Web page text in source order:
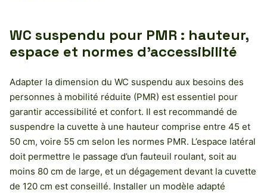
WC suspendu pour PMR : hauteur,
espace et normes d’accessibilité
Adapter la dimension du WC suspendu aux besoins des
personnes à mobilité réduite (PMR) est essentiel pour
garantir accessibilité et confort. Il est recommandé de
suspendre la cuvette à une hauteur comprise entre 45 et
50 cm, voire 55 cm selon les normes PMR. L’espace latéral
doit permettre le passage d’un fauteuil roulant, soit au
moins 80 cm de large, et un dégagement devant la cuvette
de 120 cm est conseillé. Installer un modèle adapté